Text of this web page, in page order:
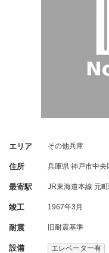
エリア その他兵庫
住所 兵庫県 神戸市中央
最寄駅 JR東海道本線 元
竣工 1967年3月
耐震 旧耐震基準
設備 エレベーター有